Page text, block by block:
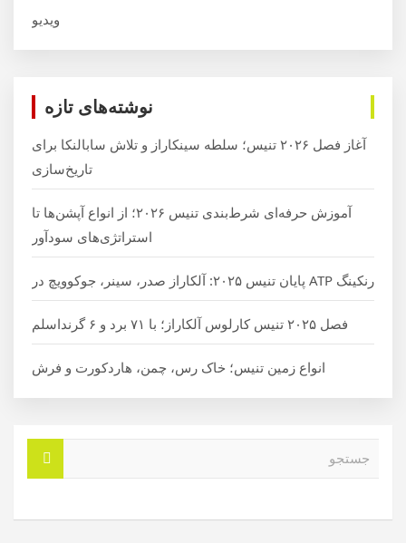
ویدیو
نوشته‌های تازه
آغاز فصل ۲۰۲۶ تنیس؛ سلطه سینکاراز و تلاش سابالنکا برای
تاریخ‌سازی
آموزش حرفه‌ای شرط‌بندی تنیس ۲۰۲۶؛ از انواع آپشن‌ها تا
استراتژی‌های سودآور
رنکینگ ATP پایان تنیس ۲۰۲۵: آلکاراز صدر، سینر، جوکوویچ در
فصل ۲۰۲۵ تنیس کارلوس آلکاراز؛ با ۷۱ برد و ۶ گرنداسلم
انواع زمین تنیس؛ خاک رس، چمن، هاردکورت و فرش
و